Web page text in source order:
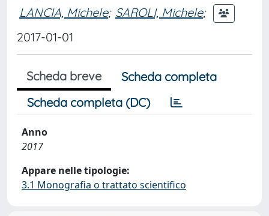
LANCIA, Michele; SAROLI, Michele;
2017-01-01
Scheda breve
Scheda completa
Scheda completa (DC)
Anno
2017
Appare nelle tipologie:
3.1 Monografia o trattato scientifico